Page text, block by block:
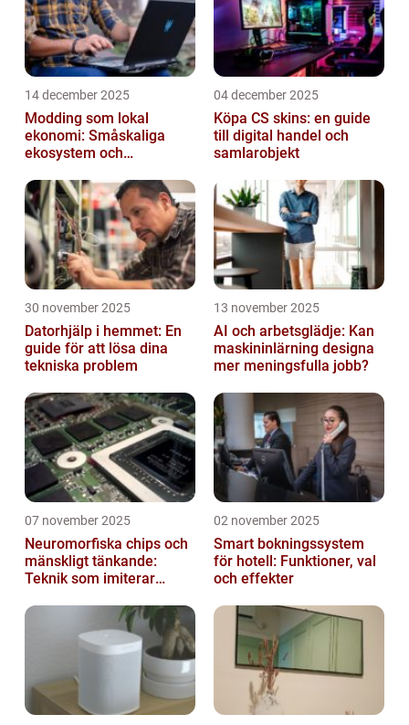
14 december 2025
Modding som lokal
ekonomi: Småskaliga
ekosystem och
04 december 2025
Köpa CS skins: en guide
till digital handel och
samlarobjekt
30 november 2025
Datorhjälp i hemmet: En
guide för att lösa dina
tekniska problem
13 november 2025
AI och arbetsglädje: Kan
maskininlärning designa
mer meningsfulla jobb?
07 november 2025
Neuromorfiska chips och
mänskligt tänkande:
Teknik som imiterar
02 november 2025
Smart bokningssystem
för hotell: Funktioner, val
och effekter